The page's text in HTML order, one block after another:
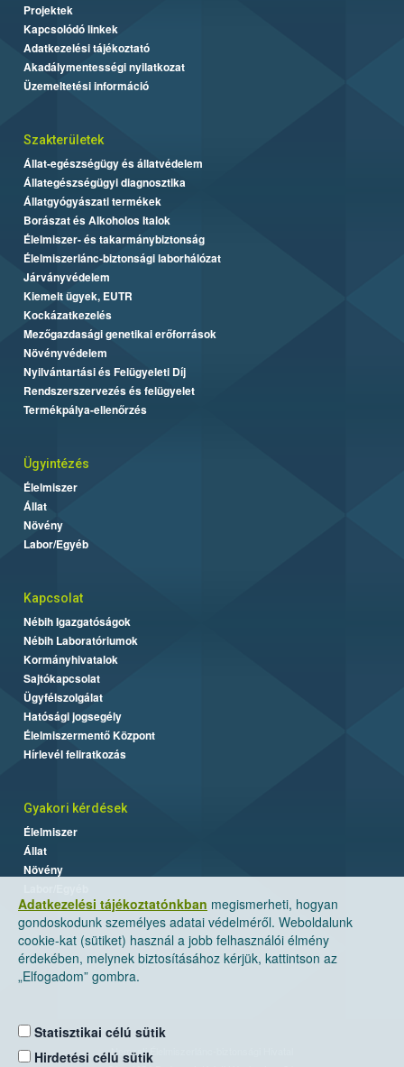
Adatkezelési tájékoztatónkban megismerheti, hogyan
gondoskodunk személyes adatai védelméről. Weboldalunk
cookie-kat (sütiket) használ a jobb felhasználói élmény
érdekében, melynek biztosításához kérjük, kattintson az
„Elfogadom” gombra.
Statisztikai célú sütik
Hirdetési célú sütik
Projektek
Kapcsolódó linkek
Adatkezelési tájékoztató
Akadálymentességi nyilatkozat
Üzemeltetési információ
Szakterületek
Állat-egészségügy és állatvédelem
Állategészségügyi diagnosztika
Állatgyógyászati termékek
Borászat és Alkoholos Italok
Élelmiszer- és takarmánybiztonság
Élelmiszerlánc-biztonsági laborhálózat
Járványvédelem
Kiemelt ügyek, EUTR
Kockázatkezelés
Mezőgazdasági genetikai erőforrások
Növényvédelem
Nyilvántartási és Felügyeleti Díj
Rendszerszervezés és felügyelet
Termékpálya-ellenőrzés
Ügyintézés
Élelmiszer
Állat
Növény
Labor/Egyéb
Kapcsolat
Nébih Igazgatóságok
Nébih Laboratóriumok
Kormányhivatalok
Sajtókapcsolat
Ügyfélszolgálat
Hatósági jogsegély
Élelmiszermentő Központ
Hírlevél feliratkozás
Gyakori kérdések
Élelmiszer
Állat
Növény
Nemzeti Élelmiszerlánc-biztonsági Hivatal